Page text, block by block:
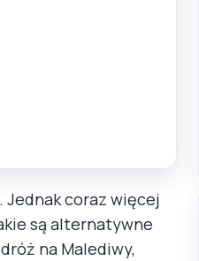
Jednak coraz więcej
są alternatywne
na Malediwy,